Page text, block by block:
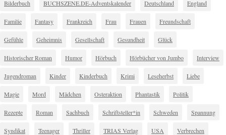
Bilderbuch BUCHSZENE.DE-Adventskalender Deutschland England
Familie Fantasy Frankreich Frau Frauen Freundschaft
Gefühle Geheimnis Gesellschaft Gesundheit Glück
Historischer Roman Humor Hörbuch Hörbücher von Jumbo Interview
Jugendroman Kinder Kinderbuch Krimi Leseherbst Liebe
Magie Mord Mädchen Osteraktion Phantastik Politik
Rezepte Roman Sachbuch Schriftsteller*in Schweden Spannung
Syndikat Teenager Thriller TRIAS Verlag USA Verbrechen